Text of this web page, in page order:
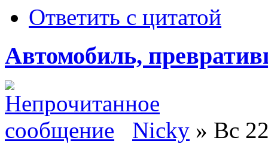
Ответить с цитатой
Автомобиль,
Nicky » Вс